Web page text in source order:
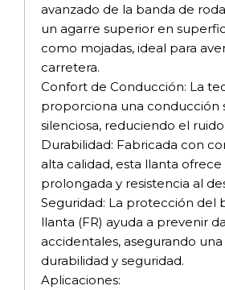
avanzado de la banda de
un agarre superior en
como mojadas, ideal para
carretera.
Confort de Conducción: La
proporciona una conducción
silenciosa, reduciendo el
Durabilidad: Fabricada con
alta calidad, esta llanta ofrece
prolongada y resistencia al
Seguridad: La protección del
llanta (FR) ayuda a prevenir
accidentales, asegurando
durabilidad y seguridad.
Aplicaciones: